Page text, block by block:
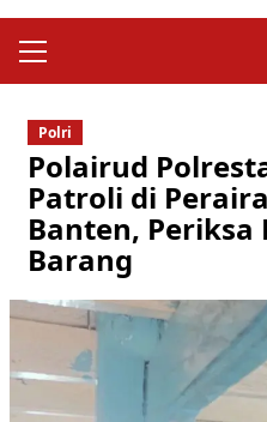
Menu
Polri
Polairud
Patroli di
Banten,
Barang